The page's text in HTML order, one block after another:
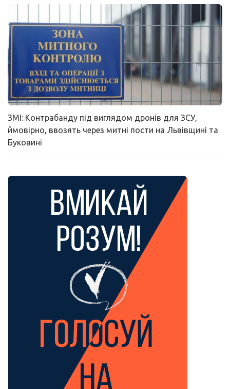
ЗМІ: Контрабанду під виглядом дронів для ЗСУ,
ймовірно, ввозять через митні пости на Львівщині та
Буковині